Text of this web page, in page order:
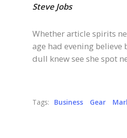
Steve Jobs
Whether article spirits
age had evening
dull knew see she spot
Tags: Business Gear